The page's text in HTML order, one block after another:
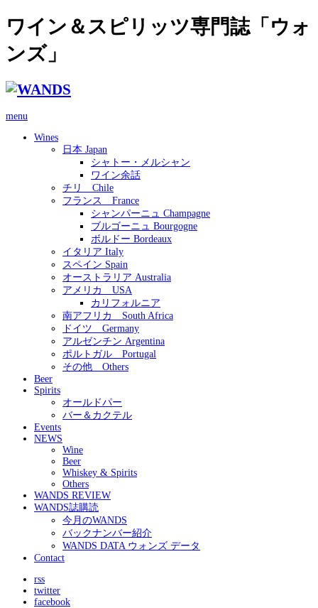
ワイン＆スピリッツ専門誌「ウォ
ンズ」
menu
Wines
日本 Japan
シャトー・メルシャン
ワイン余話
チリ Chile
フランス France
シャンパーニュ Champagne
ブルゴーニュ Bourgogne
ボルドー Bordeaux
イタリア Italy
スペイン Spain
オーストラリア Australia
アメリカ USA
カリフォルニア
南アフリカ South Africa
ドイツ Germany
アルゼンチン Argentina
ポルトガル Portugal
その他 Others
Beer
Spirits
オールドパー
バー＆カクテル
Events
NEWS
Wine
Beer
Whiskey & Spirits
Others
WANDS REVIEW
WANDS誌購読
今月のWANDS
バックナンバー紹介
WANDS DATA ウォンズ データ
Contact
rss
twitter
facebook